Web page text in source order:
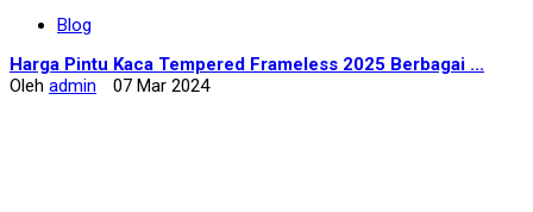
Blog
Harga Pintu Kaca Tempered Frameless 2025 Berbagai ...
Oleh admin 07 Mar 2024